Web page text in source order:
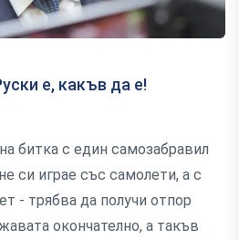
е, какъв да е!
битка с един самозабравил
си играе със самолети, а с
- трябва да получи отпор
окончателно, а такъв